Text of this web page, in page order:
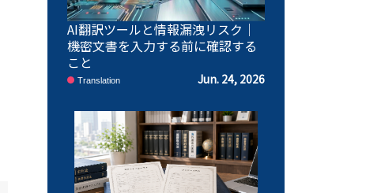
AI翻訳ツールと情報漏洩リスク｜
機密文書を入力する前に確認する
こと
Translation Jun. 24, 2026